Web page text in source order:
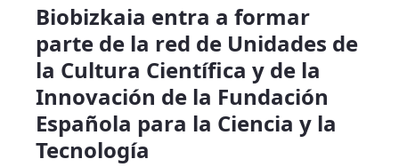
Biobizkaia entra a formar
parte de la red de Unidades de
la Cultura Científica y de la
Innovación de la Fundación
Española para la Ciencia y la
Tecnología